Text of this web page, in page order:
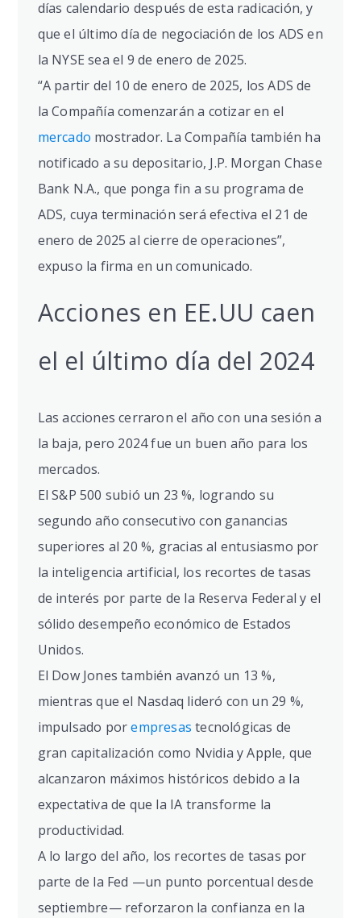
días calendario después de esta radicación, y
que el último día de negociación de los ADS en
la NYSE sea el 9 de enero de 2025.
“A partir del 10 de enero de 2025, los ADS de
la Compañía comenzarán a cotizar en el
mercado mostrador. La Compañía también ha
notificado a su depositario, J.P. Morgan Chase
Bank N.A., que ponga fin a su programa de
ADS, cuya terminación será efectiva el 21 de
enero de 2025 al cierre de operaciones”,
expuso la firma en un comunicado.
Acciones en EE.UU caen
el el último día del 2024
Las acciones cerraron el año con una sesión a
la baja, pero 2024 fue un buen año para los
mercados.
El S&P 500 subió un 23 %, logrando su
segundo año consecutivo con ganancias
superiores al 20 %, gracias al entusiasmo por
la inteligencia artificial, los recortes de tasas
de interés por parte de la Reserva Federal y el
sólido desempeño económico de Estados
Unidos.
El Dow Jones también avanzó un 13 %,
mientras que el Nasdaq lideró con un 29 %,
impulsado porempresas tecnológicas de
gran capitalización como Nvidia y Apple, que
alcanzaron máximos históricos debido a la
expectativa de que la IA transforme la
productividad.
A lo largo del año, los recortes de tasas por
parte de la Fed —un punto porcentual desde
septiembre— reforzaron la confianza en la